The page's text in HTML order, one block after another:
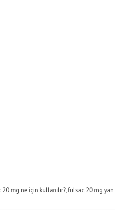
mg ne için kullanılır?,fulsac 20 mg yan